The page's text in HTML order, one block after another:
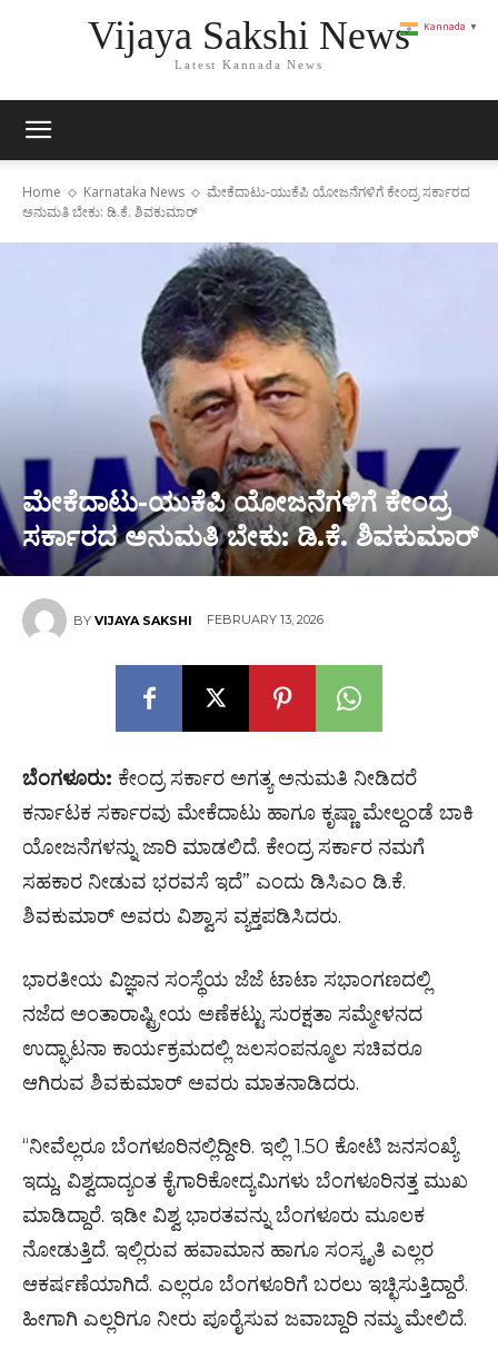
Vijaya Sakshi News
Latest Kannada News
Home Karnataka News
ಮೇಕೆದಾಟು-ಯುಕೆಪಿ ಯೋಜನೆಗಳಿಗೆ ಕೇಂದ್ರ ಸರ್ಕಾರದ
ಅನುಮತಿ ಬೇಕು: ಡಿ.ಕೆ. ಶಿವಕುಮಾರ್
ಮೇಕೆದಾಟು-ಯುಕೆಪಿ ಯೋಜನೆಗಳಿಗೆ ಕೇಂದ್ರ
ಸರ್ಕಾರದ ಅನುಮತಿ ಬೇಕು: ಡಿ.ಕೆ. ಶಿವಕುಮಾರ್
BY VIJAYA SAKSHI FEBRUARY 13, 2026
ಬೆಂಗಳೂರು: ಕೇಂದ್ರ ಸರ್ಕಾರ ಅಗತ್ಯ ಅನುಮತಿ ನೀಡಿದರೆ
ಕರ್ನಾಟಕ ಸರ್ಕಾರವು ಮೇಕೆದಾಟು ಹಾಗೂ ಕೃಷ್ಣಾ ಮೇಲ್ದಂಡೆ ಬಾಕಿ
ಯೋಜನೆಗಳನ್ನು ಜಾರಿ ಮಾಡಲಿದೆ. ಕೇಂದ್ರ ಸರ್ಕಾರ ನಮಗೆ
ಸಹಕಾರ ನೀಡುವ ಭರವಸೆ ಇದೆ” ಎಂದು ಡಿಸಿಎಂ ಡಿ.ಕೆ.
ಶಿವಕುಮಾರ್ ಅವರು ವಿಶ್ವಾಸ ವ್ಯಕ್ತಪಡಿಸಿದರು.
ಭಾರತೀಯ ವಿಜ್ಞಾನ ಸಂಸ್ಥೆಯ ಜೆಜೆ ಟಾಟಾ ಸಭಾಂಗಣದಲ್ಲಿ
ನಜೆದ ಅಂತಾರಾಷ್ಟ್ರೀಯ ಅಣೆಕಟ್ಟು ಸುರಕ್ಷತಾ ಸಮ್ಮೇಳನದ
ಉದ್ಘಾಟನಾ ಕಾರ್ಯಕ್ರಮದಲ್ಲಿ ಜಲಸಂಪನ್ಮೂಲ ಸಚಿವರೂ
ಆಗಿರುವ ಶಿವಕುಮಾರ್ ಅವರು ಮಾತನಾಡಿದರು.
“ನೀವೆಲ್ಲರೂ ಬೆಂಗಳೂರಿನಲ್ಲಿದ್ದೀರಿ. ಇಲ್ಲಿ 1.50 ಕೋಟಿ ಜನಸಂಖ್ಯೆ
ಇದ್ದು, ವಿಶ್ವದಾದ್ಯಂತ ಕೈಗಾರಿಕೋದ್ಯಮಿಗಳು ಬೆಂಗಳೂರಿನತ್ತ ಮುಖ
ಮಾಡಿದ್ದಾರೆ. ಇಡೀ ವಿಶ್ವ ಭಾರತವನ್ನು ಬೆಂಗಳೂರು ಮೂಲಕ
ನೋಡುತ್ತಿದೆ. ಇಲ್ಲಿರುವ ಹವಾಮಾನ ಹಾಗೂ ಸಂಸ್ಕೃತಿ ಎಲ್ಲರ
ಆಕರ್ಷಣೆಯಾಗಿದೆ. ಎಲ್ಲರೂ ಬೆಂಗಳೂರಿಗೆ ಬರಲು ಇಚ್ಛಿಸುತ್ತಿದ್ದಾರೆ.
ಹೀಗಾಗಿ ಎಲ್ಲರಿಗೂ ನೀರು ಪೂರೈಸುವ ಜವಾಬ್ದಾರಿ ನಮ್ಮ ಮೇಲಿದೆ.
Kannada ▼